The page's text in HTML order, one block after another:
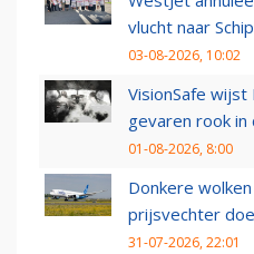
vlucht naar
03-08-2026, 10:02
VisionSafe wijst
gevaren rook in
01-08-2026, 8:00
Donkere
prijsvechter
31-07-2026, 22:01